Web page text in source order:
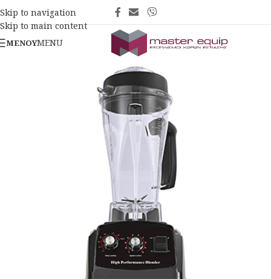
Skip to navigation
Skip to main content
ΜΕΝΟΎMENU